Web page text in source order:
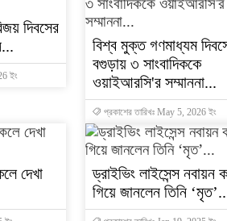
দিবসের
ইং
বিশ্ব মুক্ত গণমাধ্যম
বগুড়ায় ৩ সাংবাদিককে
ওয়াইআরসি'র সম্মাননা...
প্রকাশের তারিখঃ May 5, 2026 ইং
দেখা
ড্রাইভিং লাইসেন্স নবায়ন
গিয়ে জানলেন তিনি